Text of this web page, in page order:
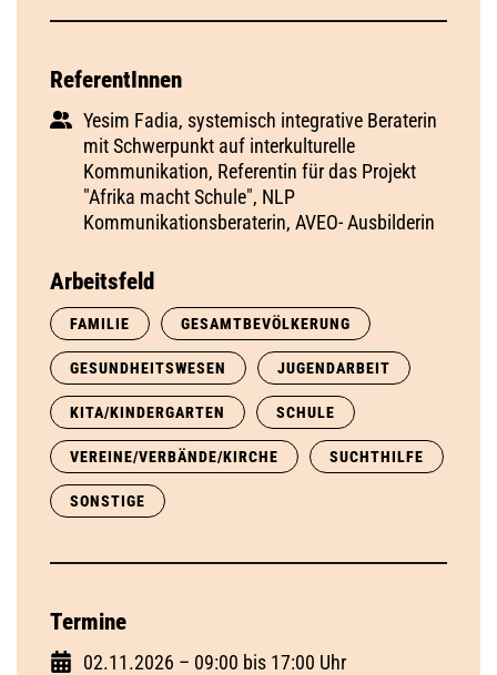
ReferentInnen
Yesim Fadia, systemisch integrative Beraterin
mit Schwerpunkt auf interkulturelle
Kommunikation, Referentin für das Projekt
"Afrika macht Schule", NLP
Kommunikationsberaterin, AVEO- Ausbilderin
Arbeitsfeld
FAMILIE GESAMTBEVÖLKERUNG
GESUNDHEITSWESEN JUGENDARBEIT
KITA/KINDERGARTEN SCHULE
VEREINE/VERBÄNDE/KIRCHE SUCHTHILFE
SONSTIGE
Termine
02.11.2026 – 09:00 bis 17:00 Uhr